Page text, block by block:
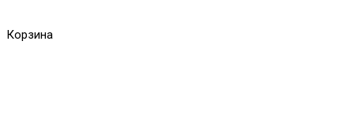
Корзина